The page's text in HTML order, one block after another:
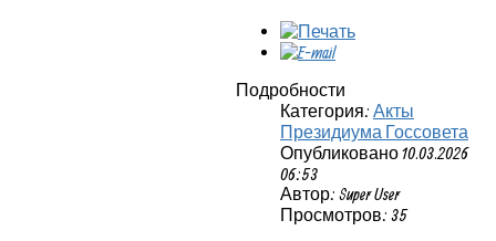
Подробности
Категория: Акты
Президиума Госсовета
Опубликовано 10.03.2026
06:53
Автор: Super User
Просмотров: 35